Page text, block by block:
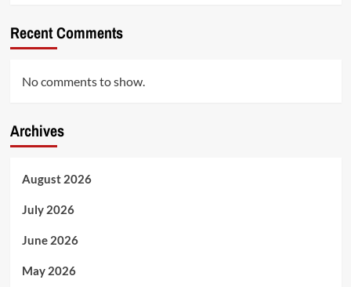
Recent Comments
No comments to show.
Archives
August 2026
July 2026
June 2026
May 2026